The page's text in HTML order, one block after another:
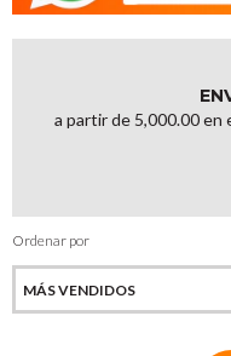
a partir de 5,000.00 en
Ordenar por